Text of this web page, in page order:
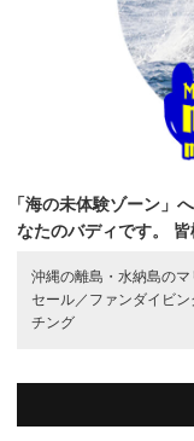
「海の未体験ゾーン」
なたのバディです。
沖縄の離島・水納島のマ
セール／ ファンダイビン
チング